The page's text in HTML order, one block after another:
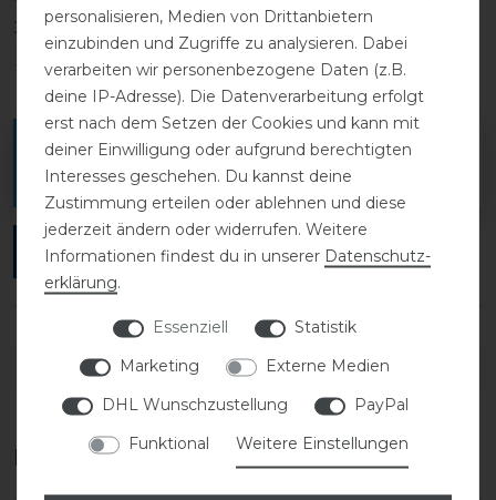
2
0
1
Melde dich an, um eine Kundenrezension zu
verfassen.
ANMELDEN
DETAILS ZUR PRODUKTSICHERHEIT
Das perfekte Zubehör für dich
personalisieren, Medien von Drittanbietern
einzubinden und Zugriffe zu analysieren. Dabei
verarbeiten wir personenbezogene Daten (z.B.
deine IP-Adresse). Die Datenverarbeitung erfolgt
erst nach dem Setzen der Cookies und kann mit
deiner Einwilligung oder aufgrund berechtigten
Interesses geschehen. Du kannst deine
Zustimmung erteilen oder ablehnen und diese
jederzeit ändern oder widerrufen. Weitere
Informationen findest du in unserer Daten­schutz­
erklärung.
Essenziell
Statistik
Marketing
Externe Medien
DHL Wunschzustellung
PayPal
Funktional
Weitere Einstellungen